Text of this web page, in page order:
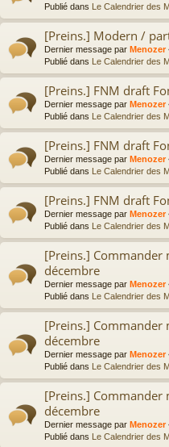
Publié dans Le Calendrier des
[Preins.] Modern /
Dernier message par Menozer
Publié dans Le Calendrier des
[Preins.] FNM draft
Dernier message par Menozer
Publié dans Le Calendrier des
[Preins.] FNM draft
Dernier message par Menozer
Publié dans Le Calendrier des
[Preins.] FNM draft
Dernier message par Menozer
Publié dans Le Calendrier des
[Preins.]
décembre
Dernier message par Menozer
Publié dans Le Calendrier des
[Preins.]
décembre
Dernier message par Menozer
Publié dans Le Calendrier des
[Preins.]
décembre
Dernier message par Menozer
Publié dans Le Calendrier des